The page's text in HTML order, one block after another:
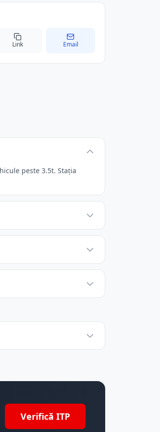
Link Email
peste 3.5t. Stația
Verifică ITP